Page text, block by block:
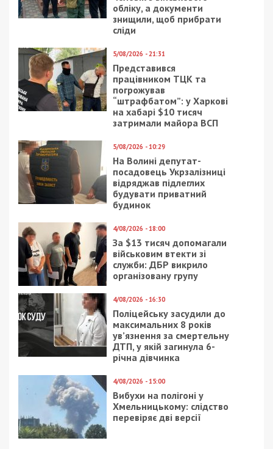
16/03/2024 - 11:58
Начальнику Управління
освіти загрожує до 12
років за розкрадання
1,5 мільйона гривень
26/03/2026 - 10:30
В Одесі водій авто
відкрив стрільбу по
патрульних та втік:
чоловіка застрелили
під час затримання
15/06/2025 - 17:40
Екс-керівник
Департаменту
“Центренерго”
підозрюється у
службовій недбалості,
що призвела до 46,8
млн грн збитків
Посадовець військової
частини наказував
бійцям будувати
маєток для тещі